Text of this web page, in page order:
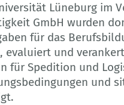
Lüneburg im
GmbH wurden
für das
und
für Spedition und
und